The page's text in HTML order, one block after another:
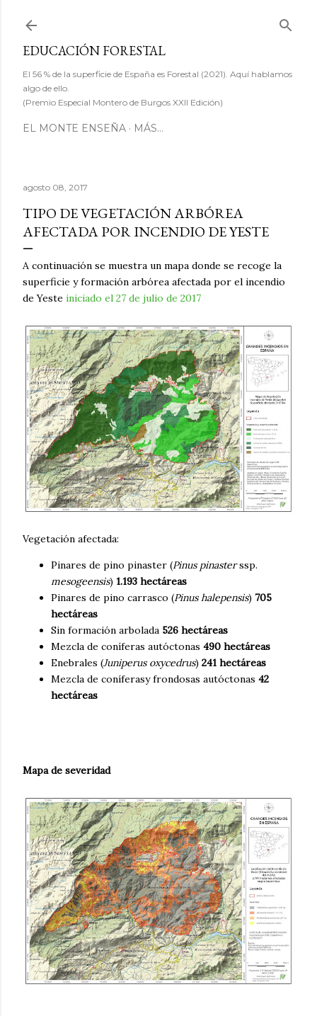
EDUCACIÓN FORESTAL
El 56 % de la superficie de España es Forestal (2021). Aquí hablamos
algo de ello.
(Premio Especial Montero de Burgos XXII Edición)
EL MONTE ENSEÑA MÁS…
agosto 08, 2017
TIPO DE VEGETACIÓN ARBÓREA
AFECTADA POR INCENDIO DE YESTE
A continuación se muestra un mapa donde se recoge la
superficie y formación arbórea afectada por el incendio
de Yeste iniciado el 27 de julio de 2017
Vegetación afectada:
Pinares de pino pinaster (Pinus pinasterssp.
mesogeensis) 1.193 hectáreas
Pinares de pino carrasco (Pinus halepensis) 705
hectáreas
Sin formación arbolada 526 hectáreas
Mezcla de coníferas autóctonas 490 hectáreas
Enebrales (Juniperus oxycedrus) 241 hectáreas
Mezcla de coníferasy frondosas autóctonas 42
hectáreas
Mapa de severidad